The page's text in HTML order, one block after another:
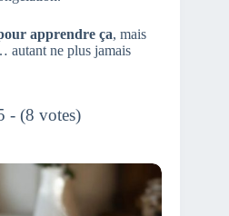
apprendre ça, mais
autant ne plus jamais
- (8 votes)